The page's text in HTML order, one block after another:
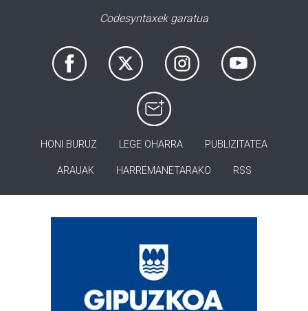
Codesyntaxek garatua
HONI BURUZ LEGE OHARRA PUBLIZITATEA
ARAUAK HARREMANETARAKO RSS